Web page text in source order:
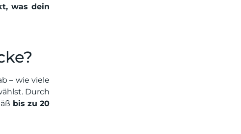
was dein
– wie viele
Durch
bis zu 20